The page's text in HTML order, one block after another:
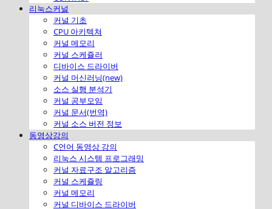
리눅스커널
커널 기초
CPU 아키텍쳐
커널 메모리
커널 스케쥴러
디바이스 드라이버
커널 머신러닝(new)
소스 실행 분석기
커널 공부모임
커널 문서(번역)
커널 소스 버전 정보
동영상강의
C언어 동영상 강의
리눅스 시스템 프로그래밍
커널 자료구조 알고리즘
커널 스케쥴링
커널 메모리
커널 디바이스 드라이버